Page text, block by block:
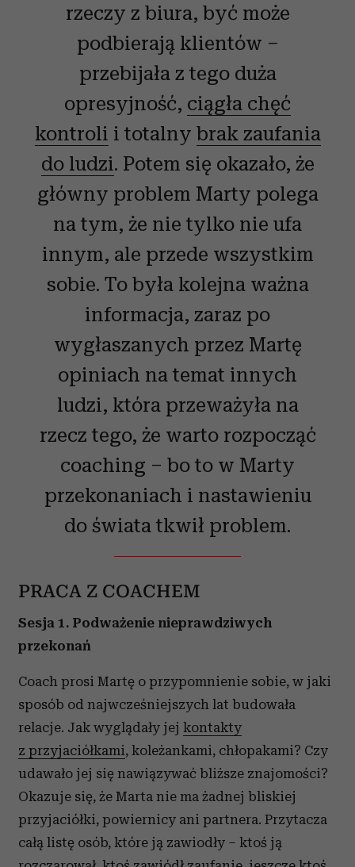
rzeczy z biura, być może
podbierają klientów –
przebijała z tego duża
opresyjność, ciągła chęć
kontroli i totalny brak zaufania
do ludzi. Potem się okazało, że
główny problem Marty polega
na tym, że nie tylko nie ufa
innym, ale przede wszystkim
sobie. To była kolejna ważna
informacja, zaraz po
wygłaszanych przez Martę
opiniach na temat innych
ludzi, która przeważyła na
rzecz tego, że warto rozpocząć
coaching – bo to w Marty
przekonaniach i nastawieniu
do świata tkwił problem.
PRACA Z COACHEM
Sesja 1. Podważenie nieprawdziwych
przekonań
Coach prosi Martę o przypomnienie sobie, w jaki
sposób od najwcześniejszych lat budowała
relacje. Jak wyglądały jej kontakty
z przyjaciółkami, koleżankami, chłopakami? Czy
udawało jej się nawiązywać bliższe znajomości?
Okazuje się, że Marta nie ma żadnej bliskiej
przyjaciółki, powiernicy ani partnera. Przytacza
całą listę osób, które ją zawiodły – ktoś ją